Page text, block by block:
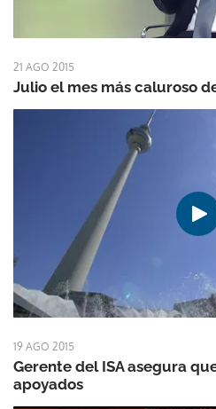
21 AGO 2015
Julio el mes más caluroso
19 AGO 2015
Gerente del ISA asegura
apoyados